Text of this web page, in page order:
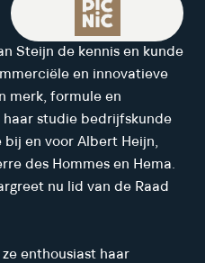
Steijn de kennis en kunde
en innovatieve
merk, formule en
haar studie bedrijfskunde
en voor Albert Heijn,
des Hommes en Hema.
nu lid van de Raad
enthousiast haar